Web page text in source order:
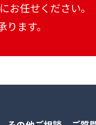
任せください。
ます。